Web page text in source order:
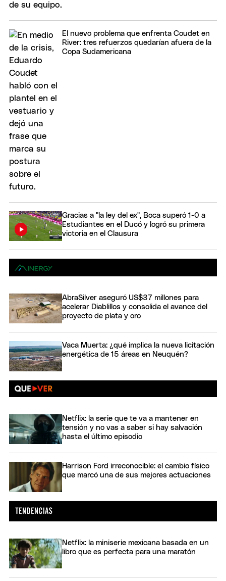
El nuevo problema que enfrenta Coudet en
River: tres refuerzos quedarían afuera de la
Copa Sudamericana
Gracias a "la ley del ex", Boca superó 1-0 a
Estudiantes en el Ducó y logró su primera
victoria en el Clausura
AbraSilver aseguró US$37 millones para
acelerar Diablillos y consolida el avance del
proyecto de plata y oro
Vaca Muerta: ¿qué implica la nueva licitación
energética de 15 áreas en Neuquén?
Netflix: la serie que te va a mantener en
tensión y no vas a saber si hay salvación
hasta el último episodio
Harrison Ford irreconocible: el cambio físico
que marcó una de sus mejores actuaciones
Netflix: la miniserie mexicana basada en un
libro que es perfecta para una maratón